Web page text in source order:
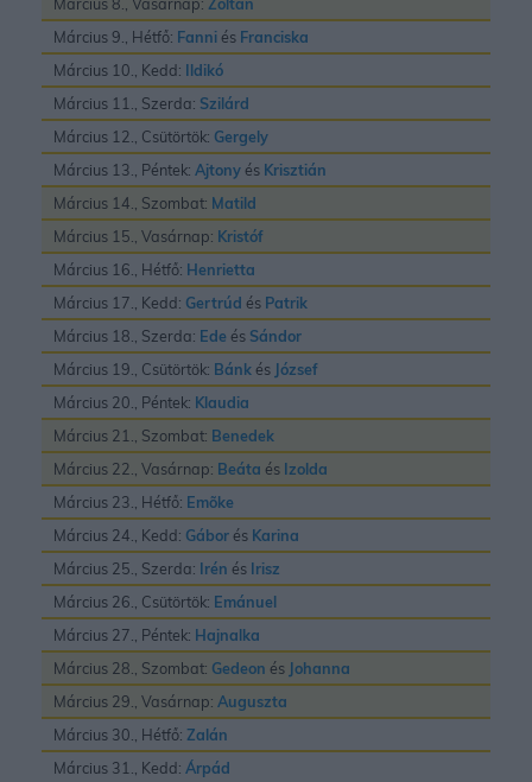
Március 9., Hétfő: Fanni és Franciska
Március 10., Kedd: Ildikó
Március 11., Szerda: Szilárd
Március 12., Csütörtök: Gergely
Március 13., Péntek: Ajtony és Krisztián
Március 14., Szombat: Matild
Március 15., Vasárnap: Kristóf
Március 16., Hétfő: Henrietta
Március 17., Kedd: Gertrúd és Patrik
Március 18., Szerda: Ede és Sándor
Március 19., Csütörtök: Bánk és József
Március 20., Péntek: Klaudia
Március 21., Szombat: Benedek
Március 22., Vasárnap: Beáta és Izolda
Március 23., Hétfő: Emõke
Március 24., Kedd: Gábor és Karina
Március 25., Szerda: Irén és Irisz
Március 26., Csütörtök: Emánuel
Március 27., Péntek: Hajnalka
Március 28., Szombat: Gedeon és Johanna
Március 29., Vasárnap: Auguszta
Március 30., Hétfő: Zalán
Március 31., Kedd: Árpád